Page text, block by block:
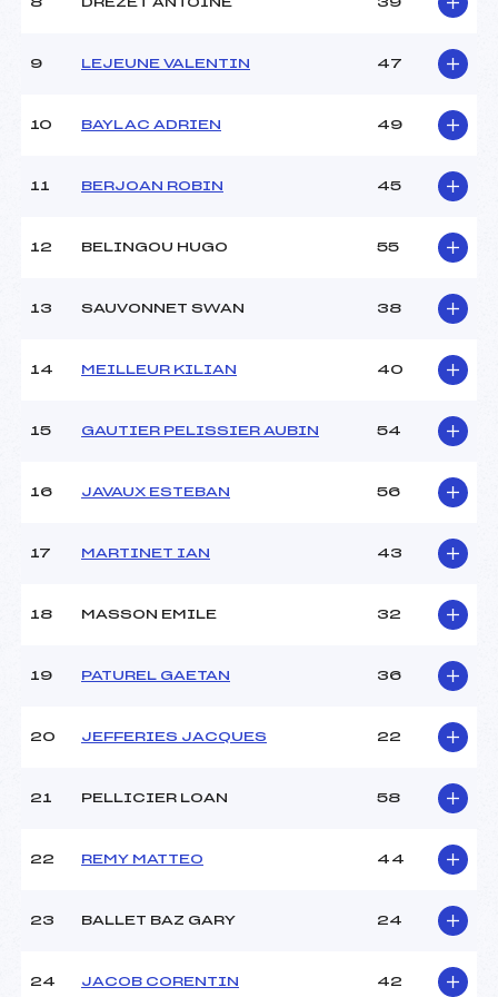
8 DREZET ANTOINE 39
9 LEJEUNE VALENTIN 47
10 BAYLAC ADRIEN 49
11 BERJOAN ROBIN 45
12 BELINGOU HUGO 55
13 SAUVONNET SWAN 38
14 MEILLEUR KILIAN 40
15 GAUTIER PELISSIER AUBIN 54
16 JAVAUX ESTEBAN 56
17 MARTINET IAN 43
18 MASSON EMILE 32
19 PATUREL GAETAN 36
20 JEFFERIES JACQUES 22
21 PELLICIER LOAN 58
22 REMY MATTEO 44
23 BALLET BAZ GARY 24
24 JACOB CORENTIN 42